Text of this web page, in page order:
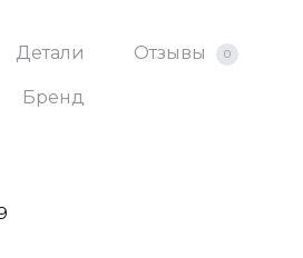
Детали Отзывы 0
Бренд